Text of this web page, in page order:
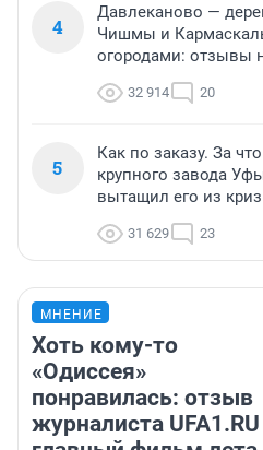
4
Давлеканово —
Чишмы и
огородами: отзывы
32 914 20
5
Как по заказу. За
крупного завода
вытащил его из
31 629 23
МНЕНИЕ
Хоть кому-то
«Одиссея»
понравилась: отзыв
журналиста